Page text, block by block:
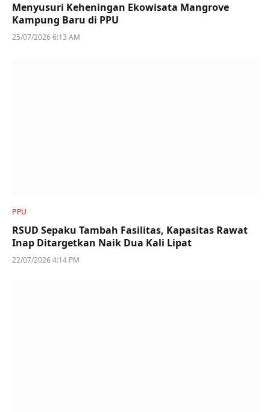
Menyusuri Keheningan Ekowisata Mangrove
Kampung Baru di PPU
25/07/2026 6:13 AM
PPU
RSUD Sepaku Tambah Fasilitas, Kapasitas Rawat
Inap Ditargetkan Naik Dua Kali Lipat
22/07/2026 4:14 PM